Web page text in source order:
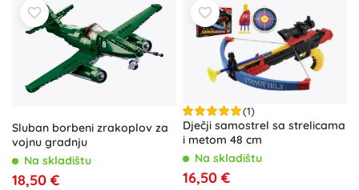
Sluban borbeni zrakoplov za
vojnu gradnju
Na skladištu
18,50 €
(1)
Dječji samostrel sa strelicama
i metom 48 cm
Na skladištu
16,50 €